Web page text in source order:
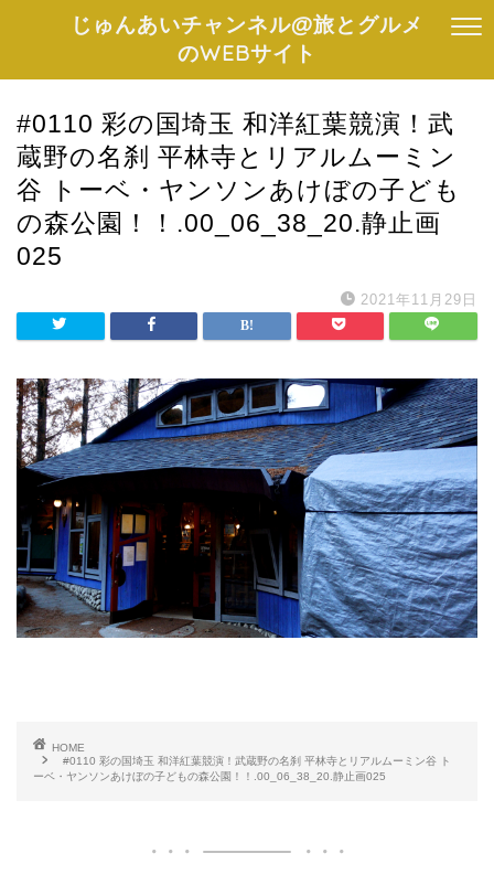
じゅんあいチャンネル@旅とグルメ
のWEBサイト
#0110 彩の国埼玉 和洋紅葉競演！武
蔵野の名刹 平林寺とリアルムーミン
谷 トーベ・ヤンソンあけぼの子ども
の森公園！！.00_06_38_20.静止画
025
2021年11月29日
HOME
#0110 彩の国埼玉 和洋紅葉競演！武蔵野の名刹 平林寺とリアルムーミン谷 ト
ーベ・ヤンソンあけぼの子どもの森公園！！.00_06_38_20.静止画025